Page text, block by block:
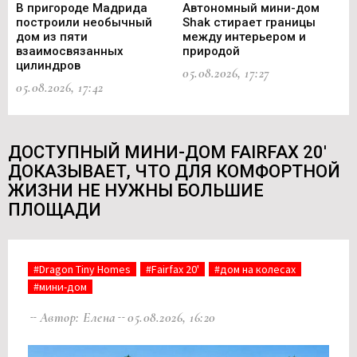
В пригороде Мадрида
построили необычный
дом из пяти
взаимосвязанных
цилиндров
05.08.2026, 17:42
Автономный мини-дом
Shak стирает границы
между интерьером и
природой
05.08.2026, 17:27
ДОСТУПНЫЙ МИНИ-ДОМ FAIRFAX 20'
ДОКАЗЫВАЕТ, ЧТО ДЛЯ КОМФОРТНОЙ
ЖИЗНИ НЕ НУЖНЫ БОЛЬШИЕ
ПЛОЩАДИ
#Dragon Tiny Homes #Fairfax 20'
#дом на колесах
#мини-дом
Автор: Елена 05.08.2026, 16:20